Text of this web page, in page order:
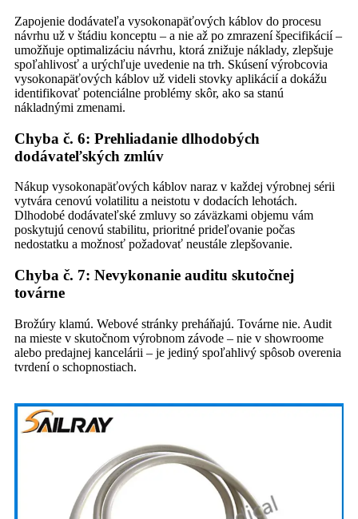
Zapojenie dodávateľa vysokonapäťových káblov do procesu
návrhu už v štádiu konceptu – a nie až po zmrazení špecifikácií –
umožňuje optimalizáciu návrhu, ktorá znižuje náklady, zlepšuje
spoľahlivosť a urýchľuje uvedenie na trh. Skúsení výrobcovia
vysokonapäťových káblov už videli stovky aplikácií a dokážu
identifikovať potenciálne problémy skôr, ako sa stanú
nákladnými zmenami.
Chyba č. 6: Prehliadanie dlhodobých
dodávateľských zmlúv
Nákup vysokonapäťových káblov naraz v každej výrobnej sérii
vytvára cenovú volatilitu a neistotu v dodacích lehotách.
Dlhodobé dodávateľské zmluvy so záväzkami objemu vám
poskytujú cenovú stabilitu, prioritné prideľovanie počas
nedostatku a možnosť požadovať neustále zlepšovanie.
Chyba č. 7: Nevykonanie auditu skutočnej
továrne
Brožúry klamú. Webové stránky preháňajú. Továrne nie. Audit
na mieste v skutočnom výrobnom závode – nie v showroome
alebo predajnej kancelárii – je jediný spoľahlivý spôsob overenia
tvrdení o schopnostiach.